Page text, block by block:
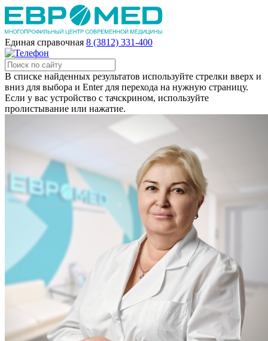
Единая справочная 8 (3812) 331-400
В списке найденных результатов используйте стрелки вверх и
вниз для выбора и Enter для перехода на нужную страницу.
Если у вас устройство с тачскрином, используйте
пролистывание или нажатие.